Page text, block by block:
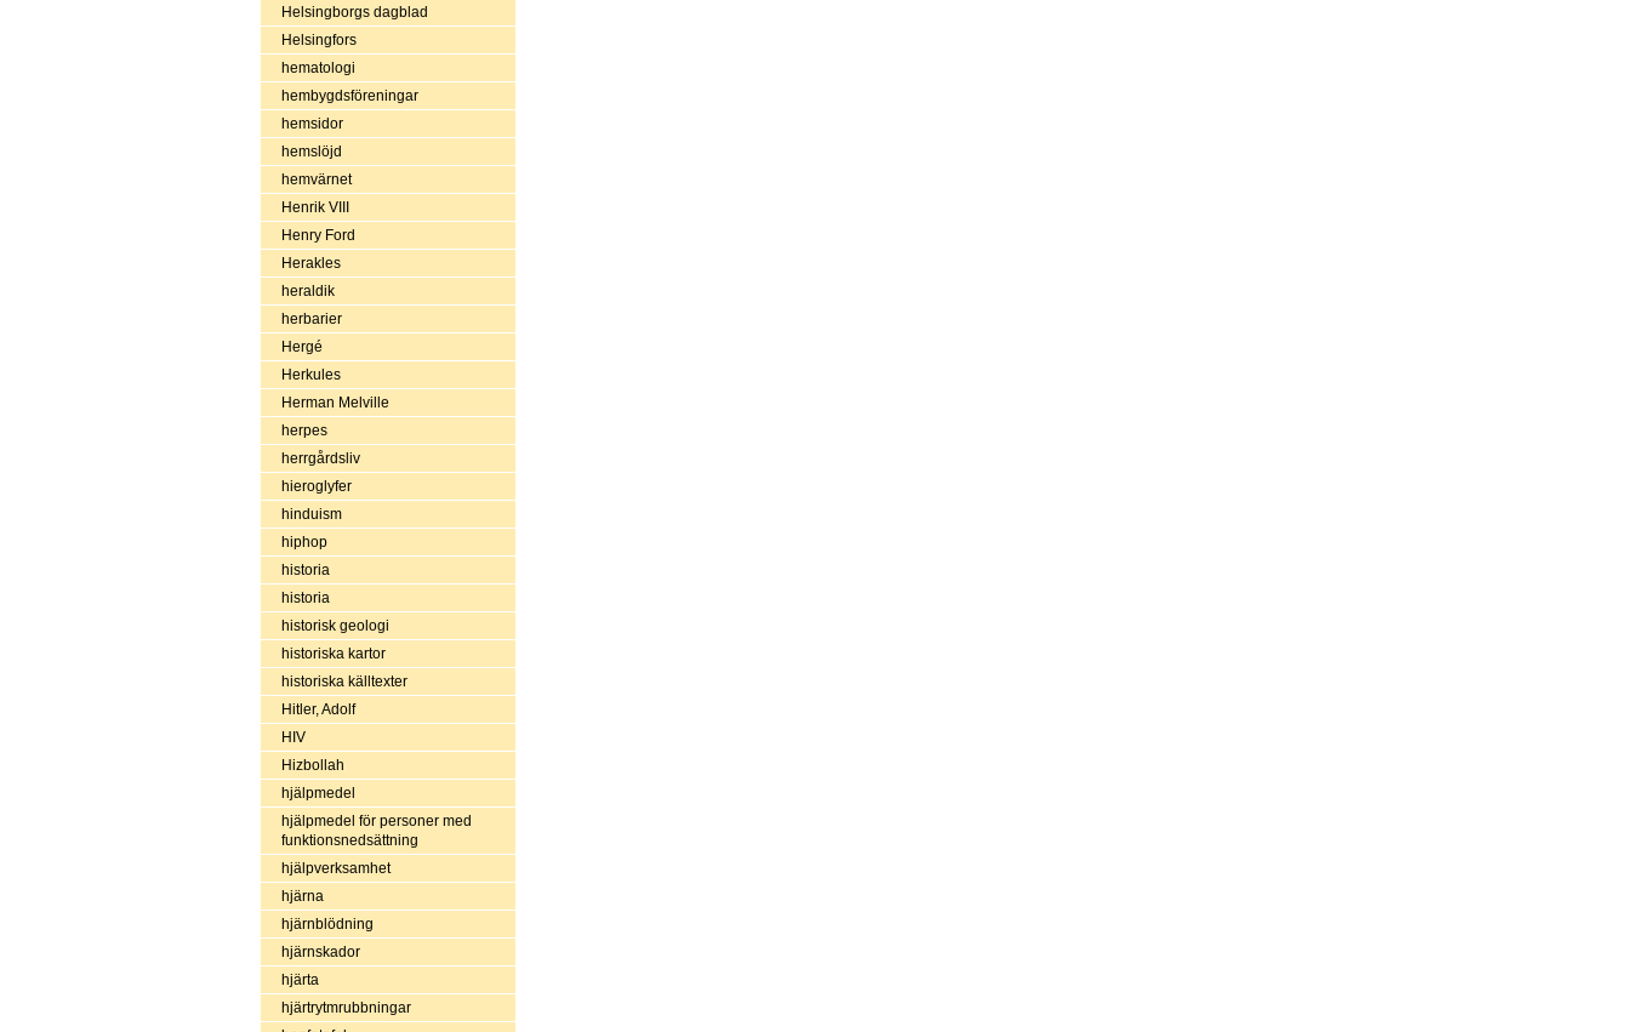
Helsingborgs dagblad
Helsingfors
hematologi
hembygdsföreningar
hemsidor
hemslöjd
hemvärnet
Henrik VIII
Henry Ford
Herakles
heraldik
herbarier
Hergé
Herkules
Herman Melville
herpes
herrgårdsliv
hieroglyfer
hinduism
hiphop
historia
historia
historisk geologi
historiska kartor
historiska källtexter
Hitler, Adolf
HIV
Hizbollah
hjälpmedel
hjälpmedel för personer med
funktionsnedsättning
hjälpverksamhet
hjärna
hjärnblödning
hjärnskador
hjärta
hjärtrytmrubbningar